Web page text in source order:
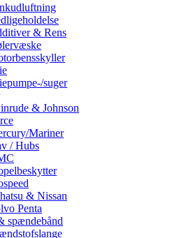
& Rens
suger
& Johnson
Mariner
/ Hubs
& Nissan
Penta
spændebånd